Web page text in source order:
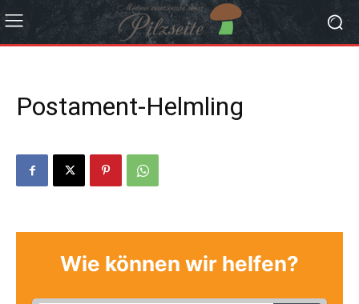
Postament-Helmling
Wie können wir helfen?